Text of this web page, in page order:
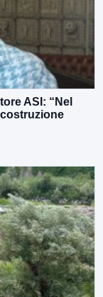
ASI: “Nel